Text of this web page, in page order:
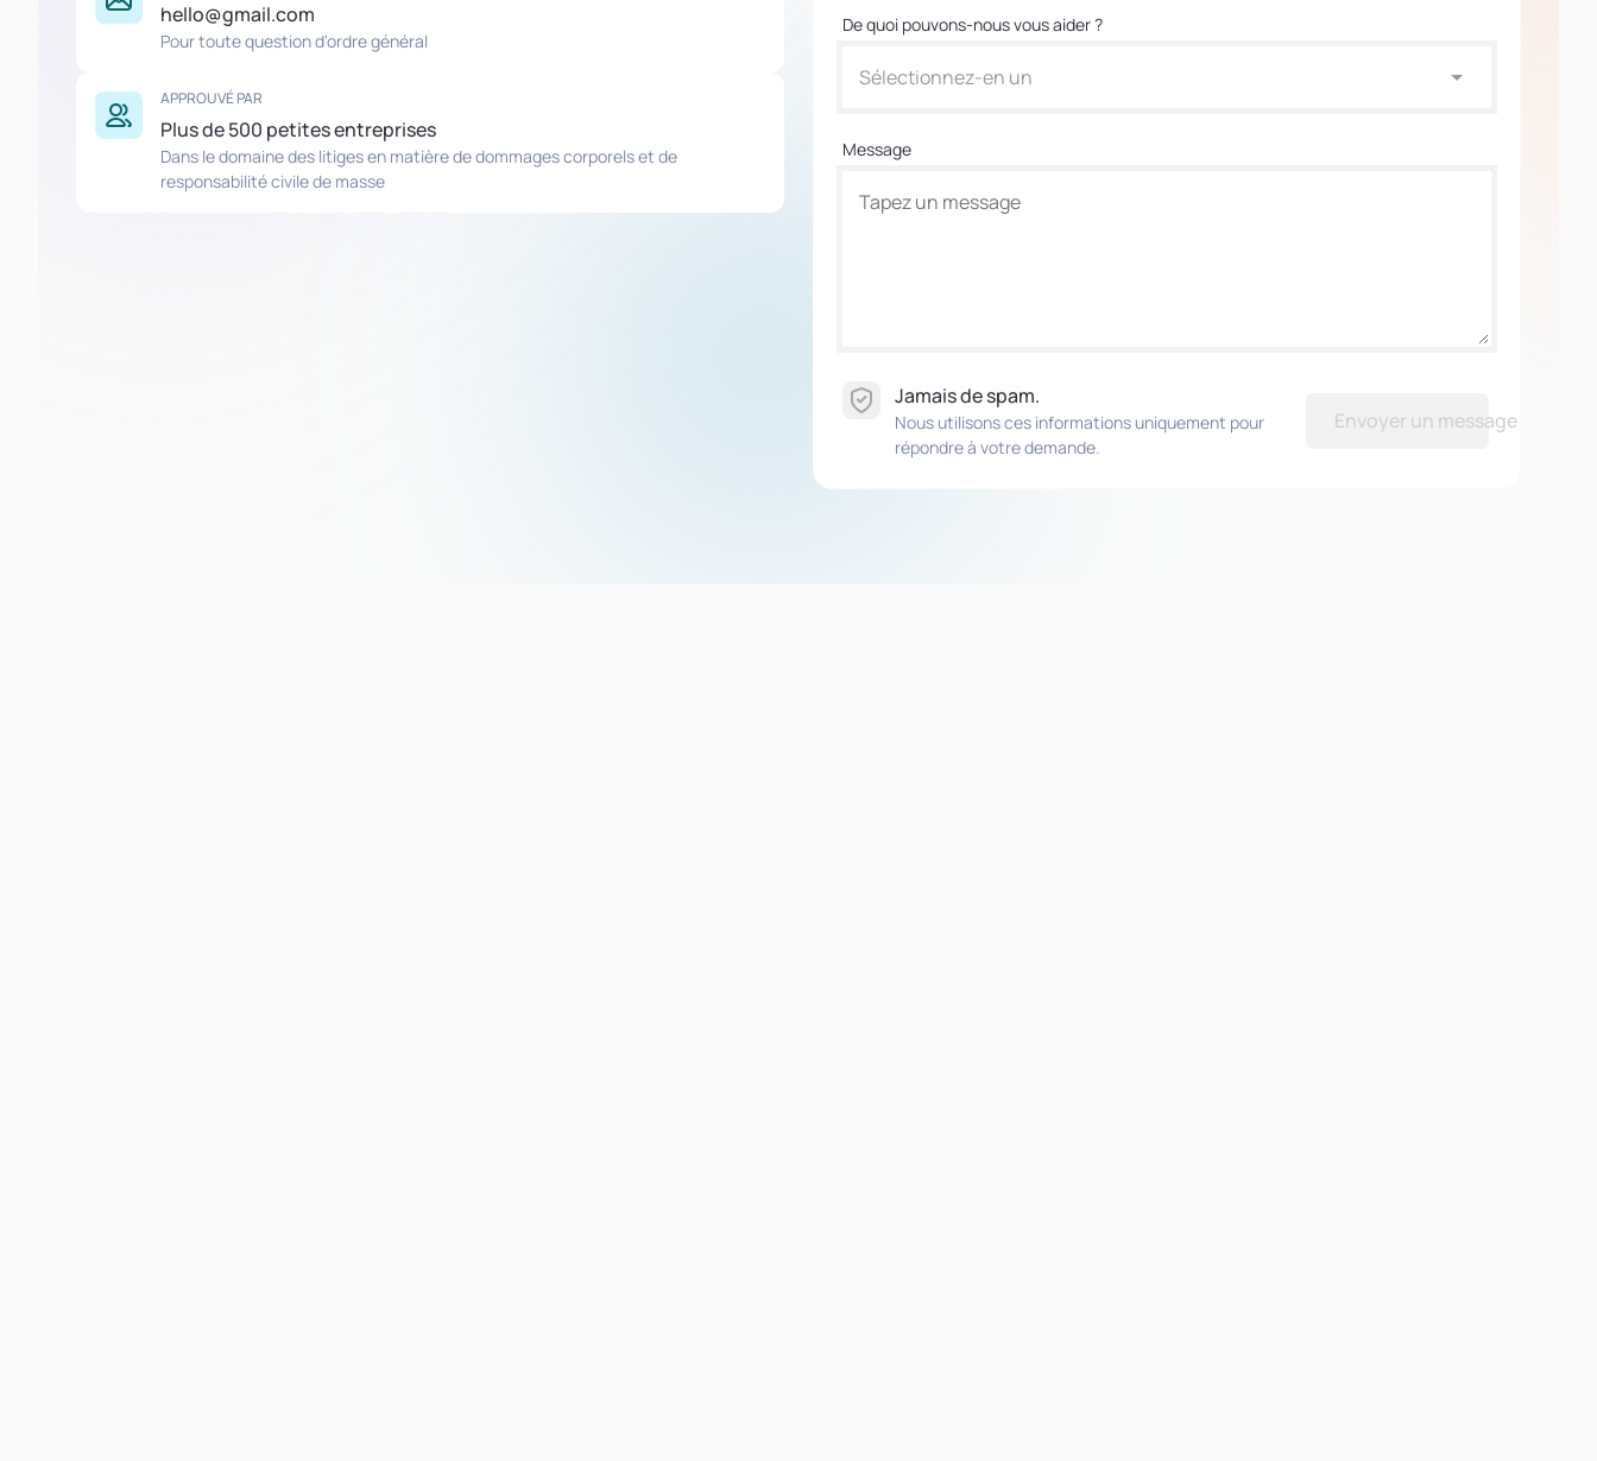
hello@gmail.com
Pour toute question d'ordre général
APPROUVÉ PAR
Plus de 500 petites entreprises
Dans le domaine des litiges en matière de dommages corporels et de
responsabilité civile de masse
De quoi pouvons-nous vous aider ?
Sélectionnez-en un
Message
Jamais de spam.
Nous utilisons ces informations uniquement pour
répondre à votre demande.
Envoyer un message